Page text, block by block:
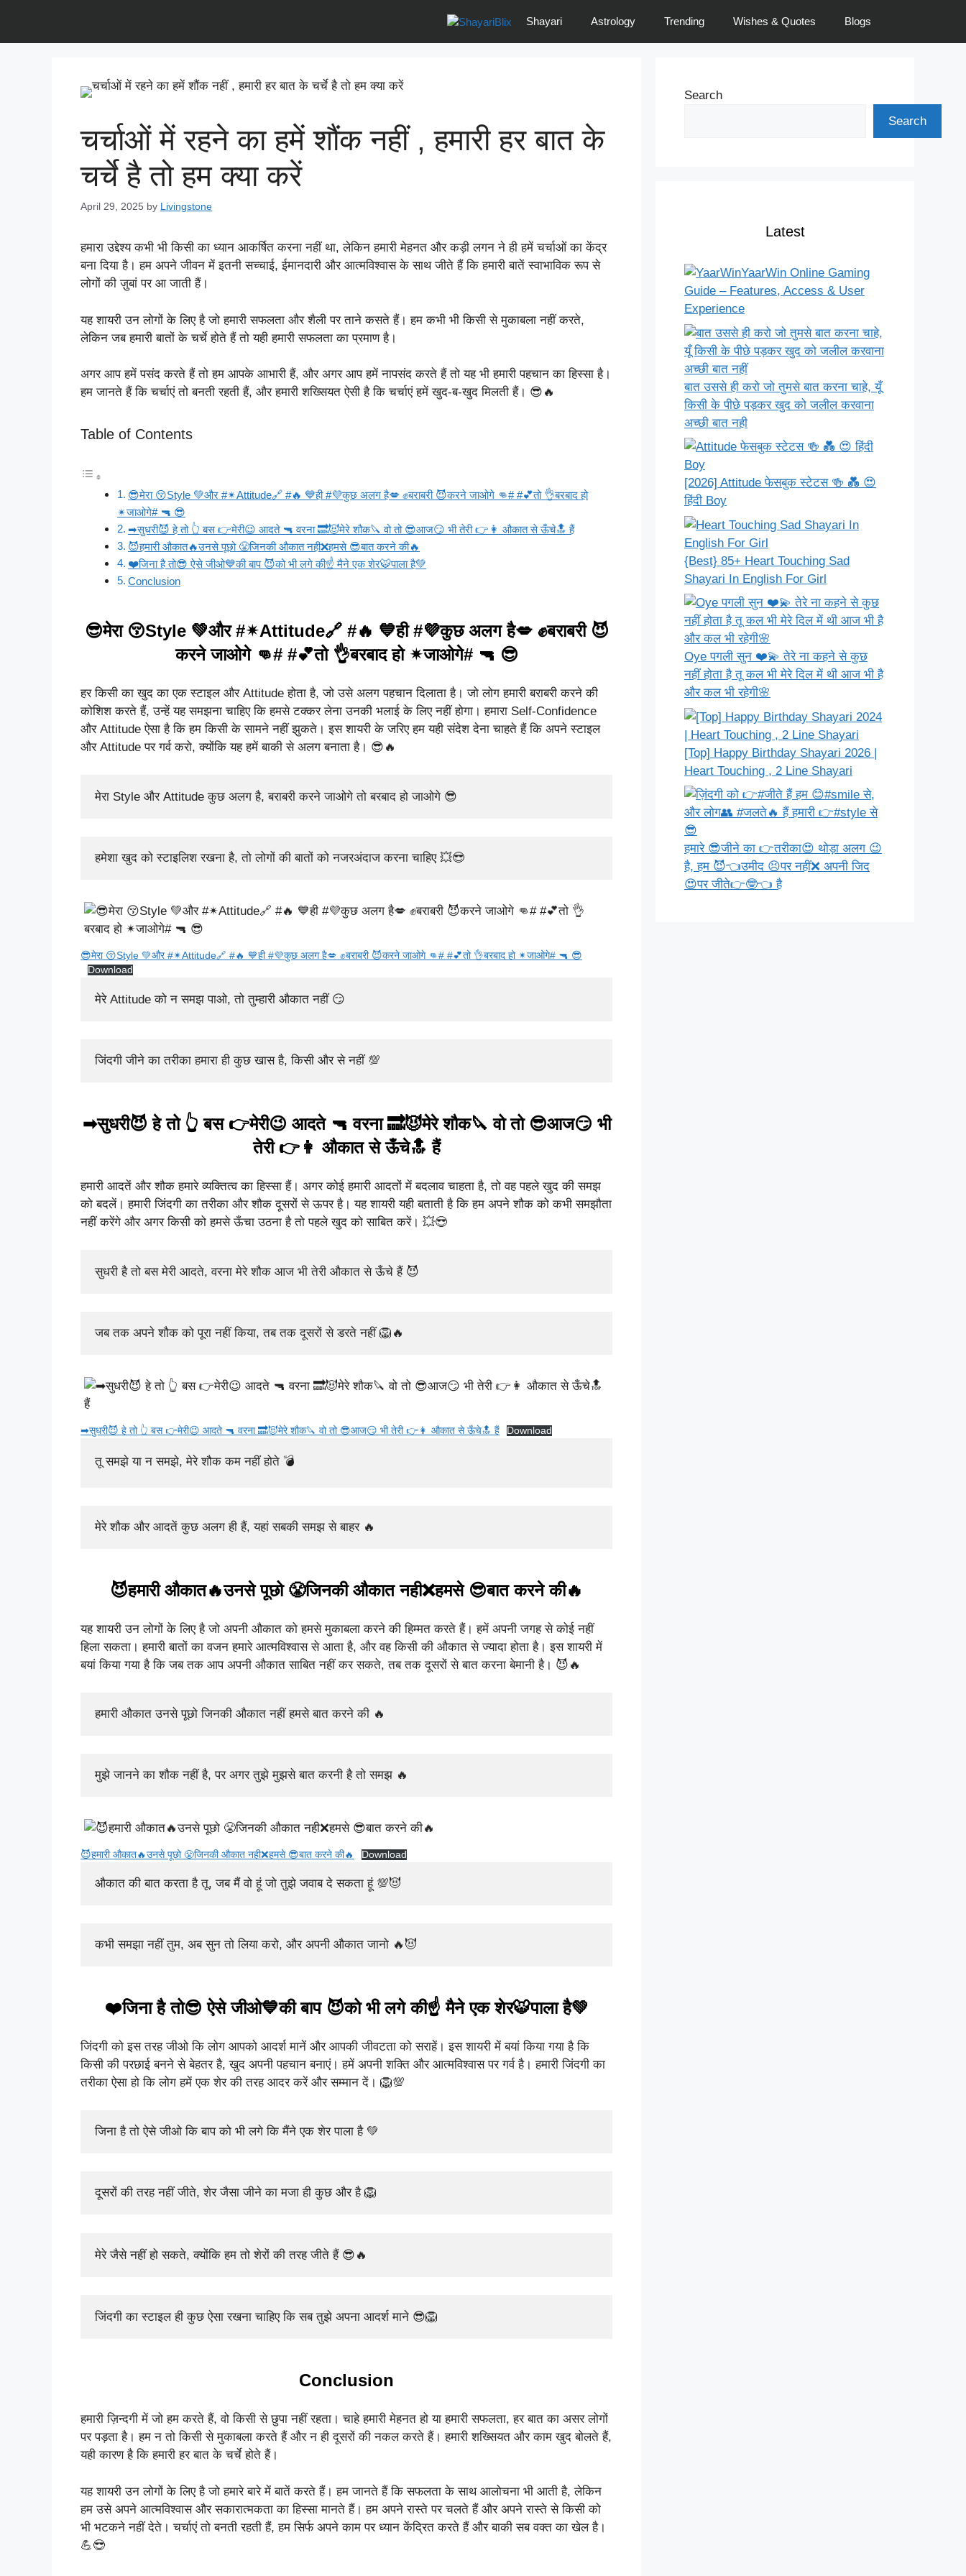
content
Shayari Astrology Trending Wishes & Quotes Blogs
चर्चाओं में रहने का हमें शौंक नहीं , हमारी हर बात के
चर्चे है तो हम क्या करें
April 29, 2025 by Livingstone
हमारा उद्देश्य कभी भी किसी का ध्यान आकर्षित करना नहीं था, लेकिन हमारी मेहनत और कड़ी लगन ने ही हमें चर्चाओं का केंद्र
बना दिया है। हम अपने जीवन में इतनी सच्चाई, ईमानदारी और आत्मविश्वास के साथ जीते हैं कि हमारी बातें स्वाभाविक रूप से
लोगों की ज़ुबां पर आ जाती हैं।
यह शायरी उन लोगों के लिए है जो हमारी सफलता और शैली पर ताने कसते हैं। हम कभी भी किसी से मुकाबला नहीं करते,
लेकिन जब हमारी बातों के चर्चे होते हैं तो यही हमारी सफलता का प्रमाण है।
अगर आप हमें पसंद करते हैं तो हम आपके आभारी हैं, और अगर आप हमें नापसंद करते हैं तो यह भी हमारी पहचान का हिस्सा है।
हम जानते हैं कि चर्चाएं तो बनती रहती हैं, और हमारी शख्सियत ऐसी है कि चर्चाएं हमें खुद-ब-खुद मिलती हैं। 😎🔥
Table of Contents
😎मेरा 😚Style 💚और #✴Attitude🔗 #🔥 💙ही #💜कुछ अलग है💋 ✊बराबरी 😈करने जाओगे 👊# #💕तो 👌बरबाद हो
✴जाओगे# 🔫 😎
➡सुधरी😈 हे तो 👆 बस 👉मेरी😉 आदते 🔫 वरना 🔜😈मेरे शौक🔪 वो तो 😎आज😏 भी तेरी 👉👩 औकात से ऊँचे🔝 हैं
😈हमारी औकात🔥उनसे पूछो 😤जिनकी औकात नही❌हमसे 😎बात करने की🔥
❤️जिना है तो😎 ऐसे जीओ💙की बाप 😈को भी लगे की☝️ मैने एक शेर🐯पाला है💚
Conclusion
😎मेरा 😚Style 💚और #✴Attitude🔗 #🔥 💙ही #💜कुछ अलग है💋 ✊बराबरी 😈
करने जाओगे 👊# #💕तो 👌बरबाद हो ✴जाओगे# 🔫 😎
हर किसी का खुद का एक स्टाइल और Attitude होता है, जो उसे अलग पहचान दिलाता है। जो लोग हमारी बराबरी करने की
कोशिश करते हैं, उन्हें यह समझना चाहिए कि हमसे टक्कर लेना उनकी भलाई के लिए नहीं होगा। हमारा Self-Confidence
और Attitude ऐसा है कि हम किसी के सामने नहीं झुकते। इस शायरी के जरिए हम यही संदेश देना चाहते हैं कि अपने स्टाइल
और Attitude पर गर्व करो, क्योंकि यह हमें बाकी से अलग बनाता है। 😎🔥
मेरा Style और Attitude कुछ अलग है, बराबरी करने जाओगे तो बरबाद हो जाओगे 😎
हमेशा खुद को स्टाइलिश रखना है, तो लोगों की बातों को नजरअंदाज करना चाहिए 💥😎
😎मेरा 😚Style 💚और #✴Attitude🔗 #🔥 💙ही #💜कुछ अलग है💋 ✊बराबरी 😈करने जाओगे 👊# #💕तो 👌बरबाद हो ✴जाओगे# 🔫 😎
Download
मेरे Attitude को न समझ पाओ, तो तुम्हारी औकात नहीं 😏
जिंदगी जीने का तरीका हमारा ही कुछ खास है, किसी और से नहीं 💯
➡सुधरी😈 हे तो 👆 बस 👉मेरी😉 आदते 🔫 वरना 🔜😈मेरे शौक🔪 वो तो 😎आज😏 भी
तेरी 👉👩 औकात से ऊँचे🔝 हैं
हमारी आदतें और शौक हमारे व्यक्तित्व का हिस्सा हैं। अगर कोई हमारी आदतों में बदलाव चाहता है, तो वह पहले खुद की समझ
को बदलें। हमारी जिंदगी का तरीका और शौक दूसरों से ऊपर है। यह शायरी यही बताती है कि हम अपने शौक को कभी समझौता
नहीं करेंगे और अगर किसी को हमसे ऊँचा उठना है तो पहले खुद को साबित करें। 💥😎
सुधरी है तो बस मेरी आदते, वरना मेरे शौक आज भी तेरी औकात से ऊँचे हैं 😈
जब तक अपने शौक को पूरा नहीं किया, तब तक दूसरों से डरते नहीं 🦁🔥
➡सुधरी😈 हे तो 👆 बस 👉मेरी😉 आदते 🔫 वरना 🔜😈मेरे शौक🔪 वो तो 😎आज😏 भी तेरी 👉👩 औकात से ऊँचे🔝 हैं Download
तू समझे या न समझे, मेरे शौक कम नहीं होते 💣
मेरे शौक और आदतें कुछ अलग ही हैं, यहां सबकी समझ से बाहर 🔥
😈हमारी औकात🔥उनसे पूछो 😤जिनकी औकात नही❌हमसे 😎बात करने की🔥
यह शायरी उन लोगों के लिए है जो अपनी औकात को हमसे मुकाबला करने की हिम्मत करते हैं। हमें अपनी जगह से कोई नहीं
हिला सकता। हमारी बातों का वजन हमारे आत्मविश्वास से आता है, और वह किसी की औकात से ज्यादा होता है। इस शायरी में
बयां किया गया है कि जब तक आप अपनी औकात साबित नहीं कर सकते, तब तक दूसरों से बात करना बेमानी है। 😈🔥
हमारी औकात उनसे पूछो जिनकी औकात नहीं हमसे बात करने की 🔥
मुझे जानने का शौक नहीं है, पर अगर तुझे मुझसे बात करनी है तो समझ 🔥
😈हमारी औकात🔥उनसे पूछो 😤जिनकी औकात नही❌हमसे 😎बात करने की🔥 Download
औकात की बात करता है तू, जब मैं वो हूं जो तुझे जवाब दे सकता हूं 💯😈
कभी समझा नहीं तुम, अब सुन तो लिया करो, और अपनी औकात जानो 🔥😈
❤️जिना है तो😎 ऐसे जीओ💙की बाप 😈को भी लगे की☝️ मैने एक शेर🐯पाला है💚
जिंदगी को इस तरह जीओ कि लोग आपको आदर्श मानें और आपकी जीवटता को सराहें। इस शायरी में बयां किया गया है कि
किसी की परछाई बनने से बेहतर है, खुद अपनी पहचान बनाएं। हमें अपनी शक्ति और आत्मविश्वास पर गर्व है। हमारी जिंदगी का
तरीका ऐसा हो कि लोग हमें एक शेर की तरह आदर करें और सम्मान दें। 🦁💯
जिना है तो ऐसे जीओ कि बाप को भी लगे कि मैंने एक शेर पाला है 💚
दूसरों की तरह नहीं जीते, शेर जैसा जीने का मजा ही कुछ और है 🦁
मेरे जैसे नहीं हो सकते, क्योंकि हम तो शेरों की तरह जीते हैं 😎🔥
जिंदगी का स्टाइल ही कुछ ऐसा रखना चाहिए कि सब तुझे अपना आदर्श माने 😎🦁
Conclusion
हमारी ज़िन्दगी में जो हम करते हैं, वो किसी से छुपा नहीं रहता। चाहे हमारी मेहनत हो या हमारी सफलता, हर बात का असर लोगों
पर पड़ता है। हम न तो किसी से मुकाबला करते हैं और न ही दूसरों की नकल करते हैं। हमारी शख्सियत और काम खुद बोलते हैं,
यही कारण है कि हमारी हर बात के चर्चे होते हैं।
यह शायरी उन लोगों के लिए है जो हमारे बारे में बातें करते हैं। हम जानते हैं कि सफलता के साथ आलोचना भी आती है, लेकिन
हम उसे अपने आत्मविश्वास और सकारात्मकता का हिस्सा मानते हैं। हम अपने रास्ते पर चलते हैं और अपने रास्ते से किसी को
भी भटकने नहीं देते। चर्चाएं तो बनती रहती हैं, हम सिर्फ अपने काम पर ध्यान केंद्रित करते हैं और बाकी सब वक्त का खेल है।
💪😎
Search
Search
Latest
YaarWin Online Gaming
Guide – Features, Access & User
Experience
बात उससे ही करो जो तुमसे बात करना चाहे, यूँ
किसी के पीछे पड़कर खुद को जलील करवाना
अच्छी बात नही
[2026] Attitude फेसबुक स्टेटस 🍻 💑 😍
हिंदी Boy
{Best} 85+ Heart Touching Sad
Shayari In English For Girl
Oye पगली सुन ❤️💫 तेरे ना कहने से कुछ
नहीं होता है तू कल भी मेरे दिल में थी आज भी है
और कल भी रहेगी🌸
[Top] Happy Birthday Shayari 2026 |
Heart Touching , 2 Line Shayari
हमारे 😎जीने का 👉तरीका😍 थोड़ा अलग 😉
है, हम 😈👈उमीद 😣पर नहीं❌ अपनी जिद
😍पर जीते👉🤓👈 है